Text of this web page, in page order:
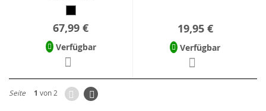
67,99 €
Verfügbar
19,95 €
Verfügbar
Seite 1 von 2 ZurückSeite
Weiter